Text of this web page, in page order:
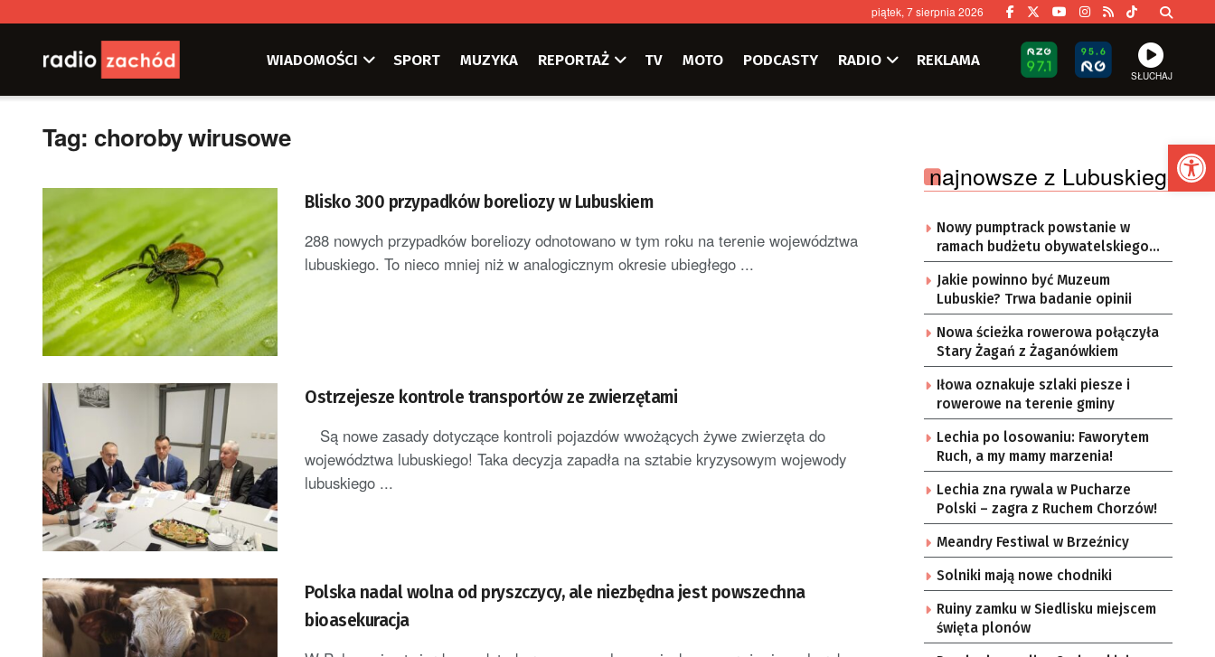
piątek, 7 sierpnia 2026
WIADOMOŚCI SPORT MUZYKA REPORTAŻ TV MOTO PODCASTY RADIO REKLAMA
SŁUCHAJ
Tag: choroby wirusowe
Blisko 300 przypadków boreliozy w Lubuskiem
288 nowych przypadków boreliozy odnotowano w tym roku na terenie województwa
lubuskiego. To nieco mniej niż w analogicznym okresie ubiegłego ...
Ostrzejesze kontrole transportów ze zwierzętami
Są nowe zasady dotyczące kontroli pojazdów wwożących żywe zwierzęta do
województwa lubuskiego! Taka decyzja zapadła na sztabie kryzysowym wojewody
lubuskiego ...
Polska nadal wolna od pryszczycy, ale niezbędna jest powszechna
bioasekuracja
najnowsze z Lubuskiego
Nowy pumptrack powstanie w
ramach budżetu obywatelskiego
Żar
Jakie powinno być Muzeum
Lubuskie? Trwa badanie opinii
Nowa ścieżka rowerowa połączyła
Stary Żagań z Żaganówkiem
Iłowa oznakuje szlaki piesze i
rowerowe na terenie gminy
Lechia po losowaniu: Faworytem
Ruch, a my mamy marzenia!
Lechia zna rywala w Pucharze
Polski – zagra z Ruchem Chorzów!
Meandry Festiwal w Brzeźnicy
Solniki mają nowe chodniki
Ruiny zamku w Siedlisku miejscem
święta plonów